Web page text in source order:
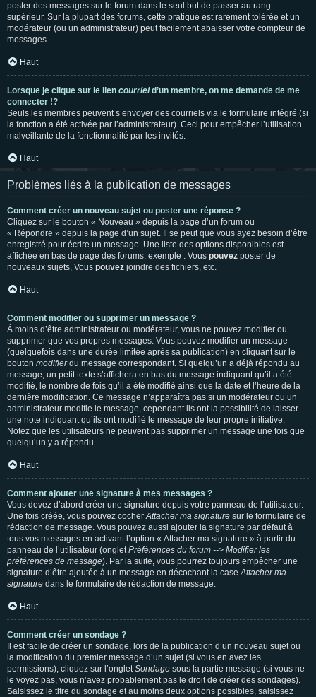
poster des messages sur le forum dans le seul but de passer au rang
supérieur. Sur la plupart des forums, cette pratique est rarement tolérée et un
modérateur (ou un administrateur) peut facilement abaisser votre compteur de
messages.
Haut
Lorsque je clique sur le lien courrield’un membre, on me demande de me
connecter !?
Seuls les membres peuvent s’envoyer des courriels via le formulaire intégré (si
la fonction a été activée par l’administrateur). Ceci pour empêcher l’utilisation
malveillante de la fonctionnalité par les invités.
Haut
Problèmes liés à la publication de messages
Comment créer un nouveau sujet ou poster une réponse ?
Cliquez sur le bouton « Nouveau » depuis la page d’un forum ou
« Répondre » depuis la page d’un sujet. Il se peut que vous ayez besoin d’être
enregistré pour écrire un message. Une liste des options disponibles est
affichée en bas de page des forums, exemple : Vous pouvez poster de
nouveaux sujets, Vous pouvez joindre des fichiers, etc.
Haut
Comment modifier ou supprimer un message ?
À moins d’être administrateur ou modérateur, vous ne pouvez modifier ou
supprimer que vos propres messages. Vous pouvez modifier un message
(quelquefois dans une durée limitée après sa publication) en cliquant sur le
bouton modifierdu message correspondant. Si quelqu’un a déjà répondu au
message, un petit texte s’affichera en bas du message indiquant qu’il a été
modifié, le nombre de fois qu’il a été modifié ainsi que la date et l’heure de la
dernière modification. Ce message n’apparaîtra pas si un modérateur ou un
administrateur modifie le message, cependant ils ont la possibilité de laisser
une note indiquant qu’ils ont modifié le message de leur propre initiative.
Notez que les utilisateurs ne peuvent pas supprimer un message une fois que
quelqu’un y a répondu.
Haut
Comment ajouter une signature à mes messages ?
Vous devez d’abord créer une signature depuis votre panneau de l’utilisateur.
Une fois créée, vous pouvez cocherAttacher ma signature sur le formulaire de
rédaction de message. Vous pouvez aussi ajouter la signature par défaut à
tous vos messages en activant l’option « Attacher ma signature » à partir du
panneau de l’utilisateur (ongletPréférences du forum --> Modifier les
préférences de message). Par la suite, vous pourrez toujours empêcher une
signature d’être ajoutée à un message en décochant la caseAttacher ma
signature dans le formulaire de rédaction de message.
Haut
Comment créer un sondage ?
Il est facile de créer un sondage, lors de la publication d’un nouveau sujet ou
la modification du premier message d’un sujet (si vous en avez les
permissions), cliquez sur l’ongletSondage sous la partie message (si vous ne
le voyez pas, vous n’avez probablement pas le droit de créer des sondages).
Saisissez le titre du sondage et au moins deux options possibles, saisissez